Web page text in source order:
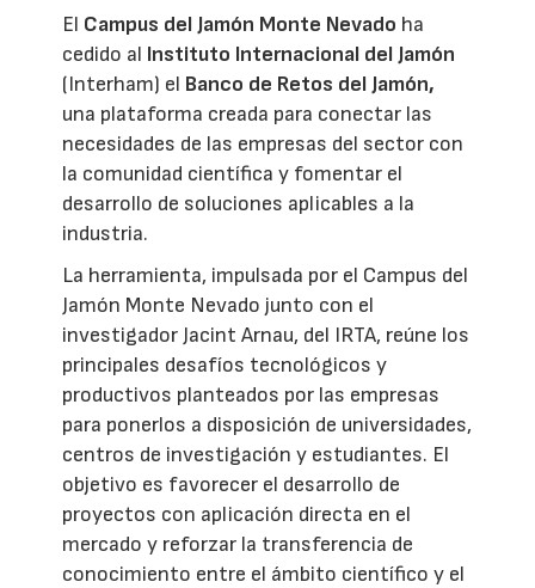
El Campus del Jamón Monte Nevado ha
cedido al Instituto Internacional del Jamón
(Interham) el Banco de Retos del Jamón,
una plataforma creada para conectar las
necesidades de las empresas del sector con
la comunidad científica y fomentar el
desarrollo de soluciones aplicables a la
industria.
La herramienta, impulsada por el Campus del
Jamón Monte Nevado junto con el
investigador Jacint Arnau, del IRTA, reúne los
principales desafíos tecnológicos y
productivos planteados por las empresas
para ponerlos a disposición de universidades,
centros de investigación y estudiantes. El
objetivo es favorecer el desarrollo de
proyectos con aplicación directa en el
mercado y reforzar la transferencia de
conocimiento entre el ámbito científico y el